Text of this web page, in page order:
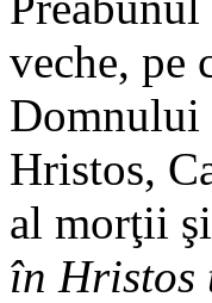
veche, pe
Domnului
Hristos,
al morţii
în Hristos